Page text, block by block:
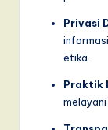
Privasi
etika.
Praktik